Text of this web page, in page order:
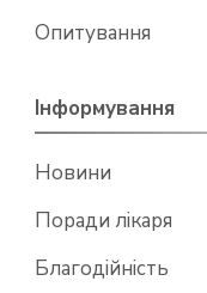
Опитування
Інформування
Новини
Поради лікаря
Благодійність